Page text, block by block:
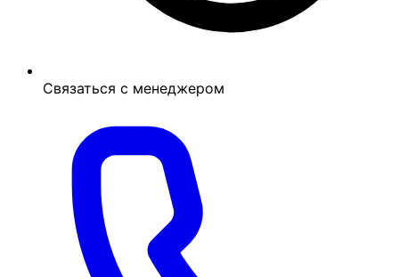
Связаться с менеджером